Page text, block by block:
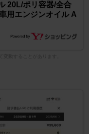
20L/ポリ容器/全合
用エンジンオイル A